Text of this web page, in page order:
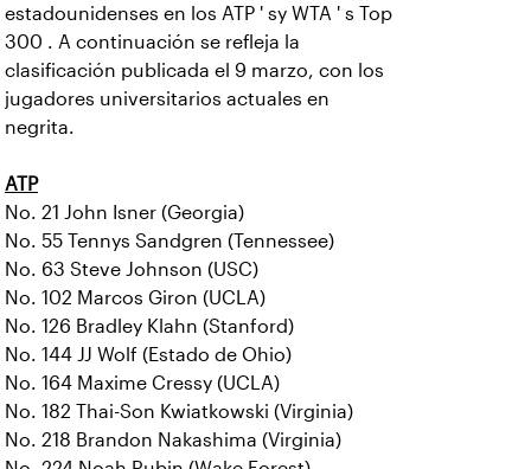
estadounidenses en los ATP ' sy WTA ' s Top
300 . A continuación se refleja la
clasificación publicada el 9 marzo, con los
jugadores universitarios actuales en
negrita.
ATP
No. 21 John Isner (Georgia)
No. 55 Tennys Sandgren (Tennessee)
No. 63 Steve Johnson (USC)
No. 102 Marcos Giron (UCLA)
No. 126 Bradley Klahn (Stanford)
No. 144 JJ Wolf (Estado de Ohio)
No. 164 Maxime Cressy (UCLA)
No. 182 Thai-Son Kwiatkowski (Virginia)
No. 218 Brandon Nakashima (Virginia)